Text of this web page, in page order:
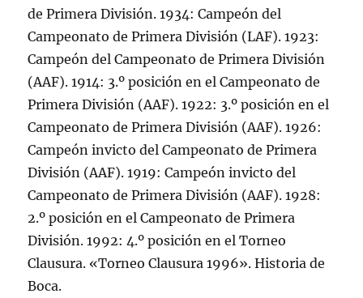
de Primera División. 1934: Campeón del
Campeonato de Primera División (LAF). 1923:
Campeón del Campeonato de Primera División
(AAF). 1914: 3.º posición en el Campeonato de
Primera División (AAF). 1922: 3.º posición en el
Campeonato de Primera División (AAF). 1926:
Campeón invicto del Campeonato de Primera
División (AAF). 1919: Campeón invicto del
Campeonato de Primera División (AAF). 1928:
2.º posición en el Campeonato de Primera
División. 1992: 4.º posición en el Torneo
Clausura. «Torneo Clausura 1996». Historia de
Boca.